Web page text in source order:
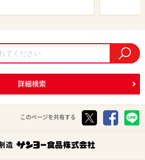
詳細検索
このページを共有する